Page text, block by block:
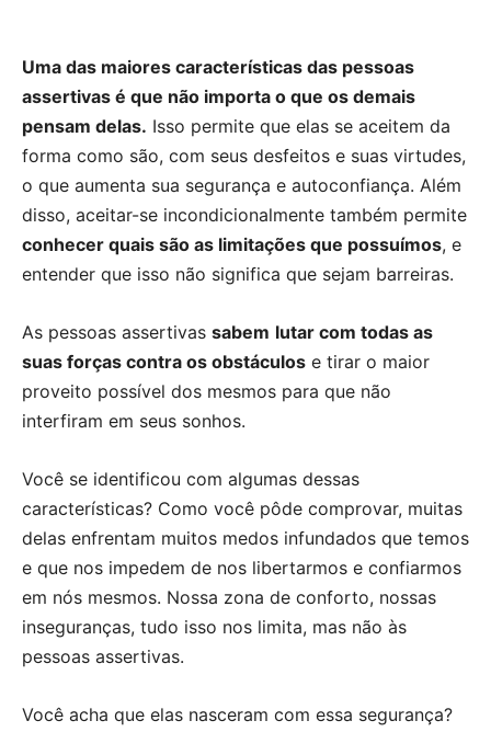
Uma das maiores características das pessoas
assertivas é que não importa o que os demais
pensam delas. Isso permite que elas se aceitem da
forma como são, com seus desfeitos e suas virtudes,
o que aumenta sua segurança e autoconfiança. Além
disso, aceitar-se incondicionalmente também permite
conhecer quais são as limitações que possuímos, e
entender que isso não significa que sejam barreiras.
As pessoas assertivas sabem lutar com todas as
suas forças contra os obstáculos e tirar o maior
proveito possível dos mesmos para que não
interfiram em seus sonhos.
Você se identificou com algumas dessas
características? Como você pôde comprovar, muitas
delas enfrentam muitos medos infundados que temos
e que nos impedem de nos libertarmos e confiarmos
em nós mesmos. Nossa zona de conforto, nossas
inseguranças, tudo isso nos limita, mas não às
pessoas assertivas.
Você acha que elas nasceram com essa segurança?